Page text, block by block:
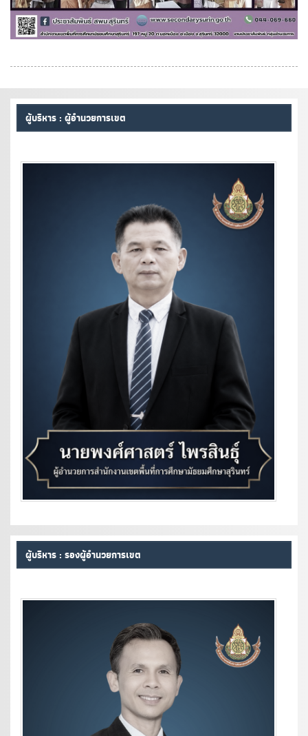
ผู้บริหาร : ผู้อำนวยการเขต
ผู้บริหาร : รองผู้อำนวยการเขต